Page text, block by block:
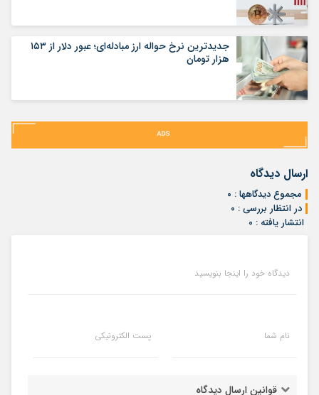
جدیدترین نرخ حواله ارز مبادله‌ای؛ عبور دلار از ۱۵۳
هزار تومان
ارسال دیدگاه
مجموع دیدگاهها : ۰
در انتظار بررسی : ۰
انتشار یافته : ۰
دیدگاه خود را اینجا بنویسید
نام شما پست الکترونیکی
قوانین ارسال دیدگاه